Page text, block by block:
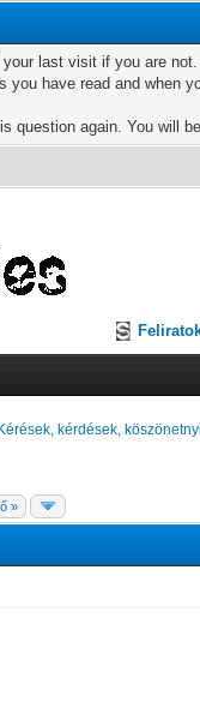
last visit if you are
have read and when
again. You will
Kérések, kérdések,
»